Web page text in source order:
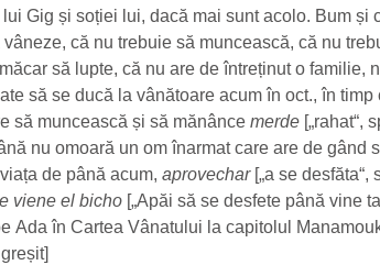
Gig și soției lui, dacă mai sunt acolo. Bum și
că nu trebuie să muncească, că nu
să lupte, că nu are de întreținut o familie,
să se ducă la vânătoare acum în oct., în
să muncească și să mănânce merde [„rahat“,
nu omoară un om înarmat care are de gând
de până acum, aprovechar [„a se desfăta“,
viene el bicho [„Apăi să se desfete până vine
Ada în Cartea Vânatului la capitolul